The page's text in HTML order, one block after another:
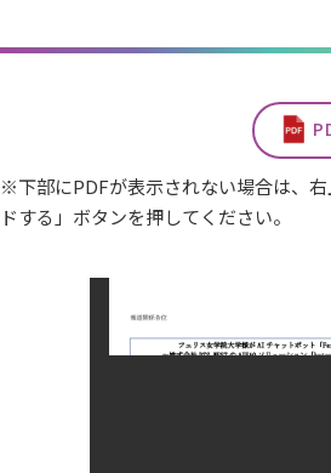
※下部にPDFが表示されない場合は、
ドする」ボタンを押してください。